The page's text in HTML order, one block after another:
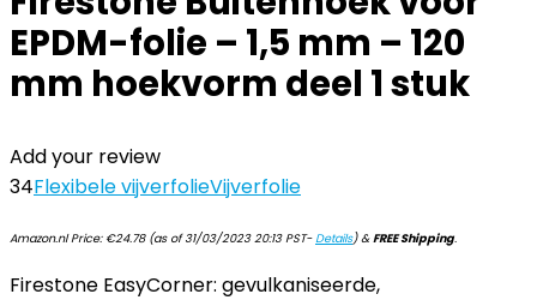
EPDM-folie – 1,5 mm – 120
mm hoekvorm deel 1 stuk
Add your review
34Flexibele vijverfolieVijverfolie
Amazon.nl Price: €24.78(as of 31/03/2023 20:13 PST-Details)&FREE Shipping.
Firestone EasyCorner: gevulkaniseerde,